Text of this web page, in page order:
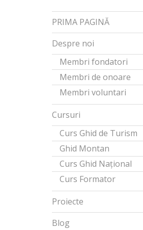
PRIMA PAGINĂ
Despre noi
Membri fondatori
Membri de onoare
Membri voluntari
Cursuri
Curs Ghid de Turism
Ghid Montan
Curs Ghid Național
Curs Formator
Proiecte
Blog